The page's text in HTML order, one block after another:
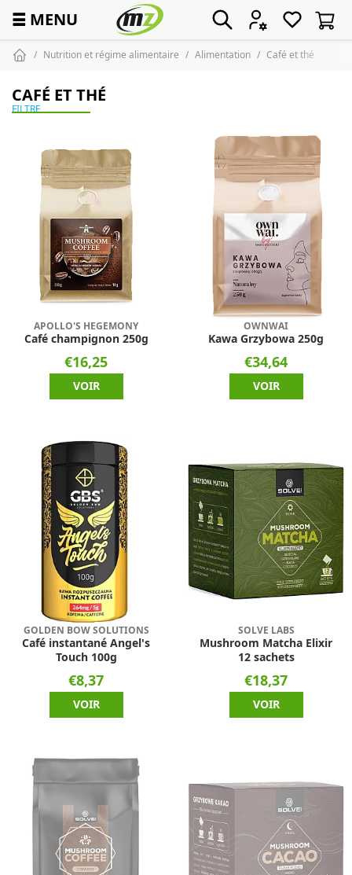
☰ MENU
Nutrition et régime alimentaire Alimentation Café et thé
CAFÉ ET THÉ
FILTRE
APOLLO'S HEGEMONY
Café champignon 250g
€16,25
VOIR
OWNWAI
Kawa Grzybowa 250g
€34,64
VOIR
GOLDEN BOW SOLUTIONS
Café instantané Angel's
Touch 100g
€8,37
VOIR
SOLVE LABS
Mushroom Matcha Elixir
12 sachets
€18,37
VOIR